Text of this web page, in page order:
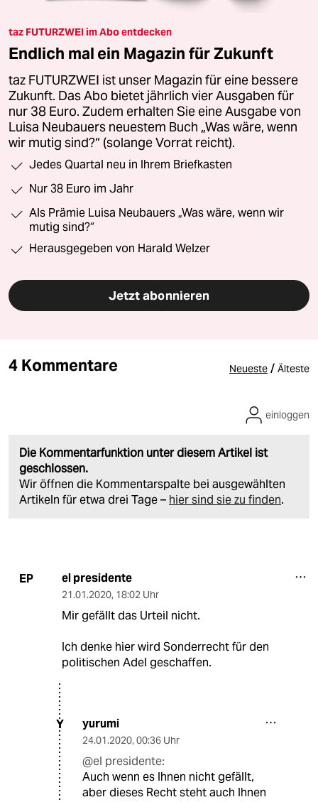
taz FUTURZWEI im Abo entdecken
Endlich mal ein Magazin für Zukunft
taz FUTURZWEI ist unser Magazin für eine bessere
Zukunft. Das Abo bietet jährlich vier Ausgaben für
nur 38 Euro. Zudem erhalten Sie eine Ausgabe von
Luisa Neubauers neuestem Buch „Was wäre, wenn
wir mutig sind?“ (solange Vorrat reicht).
Jedes Quartal neu in Ihrem Briefkasten
Nur 38 Euro im Jahr
Als Prämie Luisa Neubauers „Was wäre, wenn wir
mutig sind?“
Herausgegeben von Harald Welzer
Jetzt abonnieren
4 Kommentare Neueste / Älteste
Die Kommentarfunktion unter diesem Artikel ist
geschlossen.
Wir öffnen die Kommentarspalte bei ausgewählten
Artikeln für etwa drei Tage – hier sind sie zu finden.
einloggen
EP el presidente
21.01.2020, 18:02 Uhr
Mir gefällt das Urteil nicht.
Ich denke hier wird Sonderrecht für den
politischen Adel geschaffen.
Y yurumi
24.01.2020, 00:36 Uhr
@el presidente:
Auch wenn es Ihnen nicht gefällt,
aber dieses Recht steht auch Ihnen